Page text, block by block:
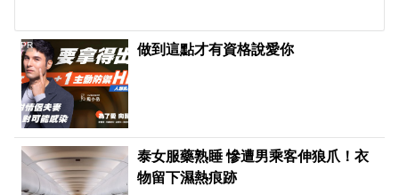
做到這點才有資格說愛你
PR
泰女服藥熟睡 慘遭男乘客伸狼爪！衣
物留下濕熱痕跡